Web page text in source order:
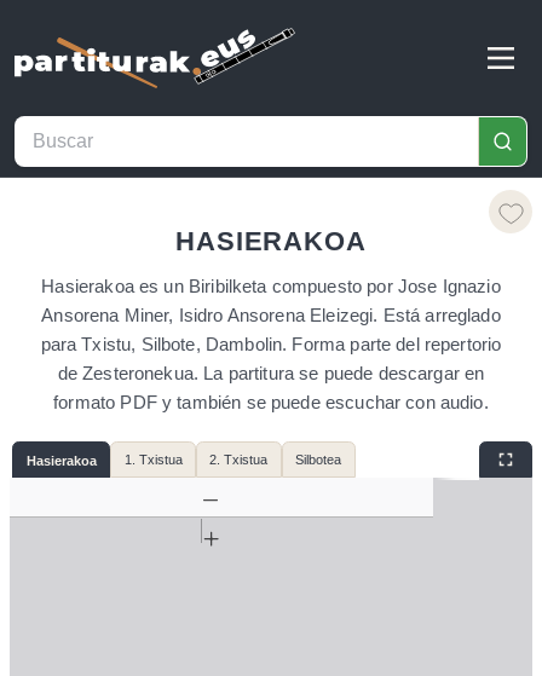
HASIERAKOA
Hasierakoa es un Biribilketa compuesto por Jose Ignazio
Ansorena Miner, Isidro Ansorena Eleizegi. Está arreglado
para Txistu, Silbote, Dambolin. Forma parte del repertorio
de Zesteronekua. La partitura se puede descargar en
formato PDF y también se puede escuchar con audio.
Hasierakoa 1. Txistua 2. Txistua Silbotea